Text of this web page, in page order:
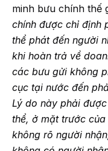
minh bưu chính thế
chính được chỉ định
thể phát đến người
khi hoàn trả về
các bưu gửi không
cục tại nước đến
Lý do này phải
thể, ở mặt trước
không rõ người